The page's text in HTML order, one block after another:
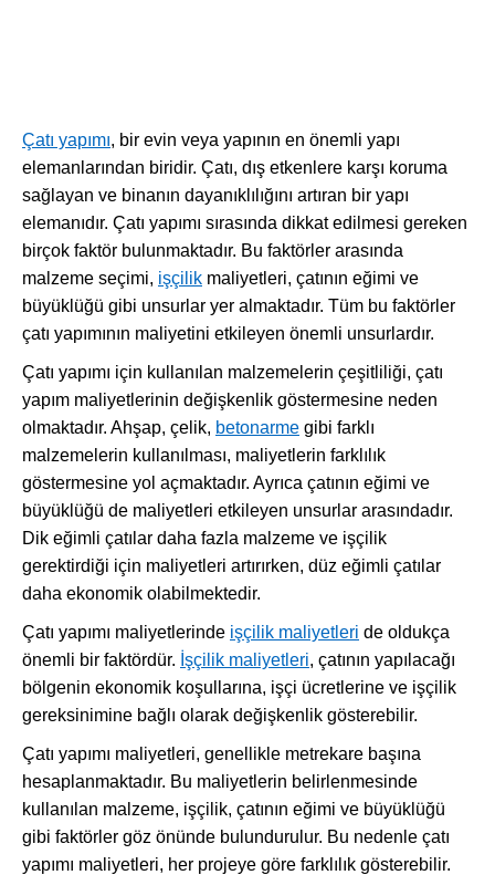
Çatı yapımı, bir evin veya yapının en önemli yapı
elemanlarından biridir. Çatı, dış etkenlere karşı koruma
sağlayan ve binanın dayanıklılığını artıran bir yapı
elemanıdır. Çatı yapımı sırasında dikkat edilmesi gereken
birçok faktör bulunmaktadır. Bu faktörler arasında
malzeme seçimi, işçilik maliyetleri, çatının eğimi ve
büyüklüğü gibi unsurlar yer almaktadır. Tüm bu faktörler
çatı yapımının maliyetini etkileyen önemli unsurlardır.
Çatı yapımı için kullanılan malzemelerin çeşitliliği, çatı
yapım maliyetlerinin değişkenlik göstermesine neden
olmaktadır. Ahşap, çelik, betonarme gibi farklı
malzemelerin kullanılması, maliyetlerin farklılık
göstermesine yol açmaktadır. Ayrıca çatının eğimi ve
büyüklüğü de maliyetleri etkileyen unsurlar arasındadır.
Dik eğimli çatılar daha fazla malzeme ve işçilik
gerektirdiği için maliyetleri artırırken, düz eğimli çatılar
daha ekonomik olabilmektedir.
Çatı yapımı maliyetlerinde işçilik maliyetleri de oldukça
önemli bir faktördür. İşçilik maliyetleri, çatının yapılacağı
bölgenin ekonomik koşullarına, işçi ücretlerine ve işçilik
gereksinimine bağlı olarak değişkenlik gösterebilir.
Çatı yapımı maliyetleri, genellikle metrekare başına
hesaplanmaktadır. Bu maliyetlerin belirlenmesinde
kullanılan malzeme, işçilik, çatının eğimi ve büyüklüğü
gibi faktörler göz önünde bulundurulur. Bu nedenle çatı
yapımı maliyetleri, her projeye göre farklılık gösterebilir.